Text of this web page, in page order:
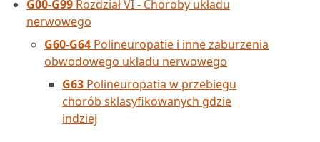
G00-G99 Rozdział VI - Choroby układu
nerwowego
G60-G64 Polineuropatie i inne zaburzenia
obwodowego układu nerwowego
G63 Polineuropatia w przebiegu
chorób sklasyfikowanych gdzie
indziej